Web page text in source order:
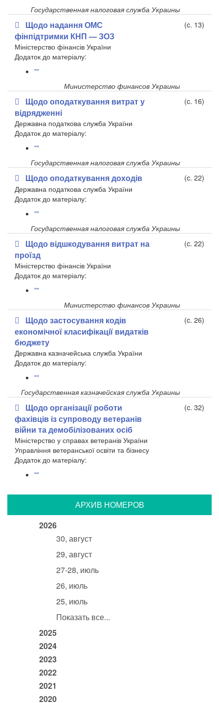
Государственная налоговая служба Украины
Щодо надання ОМС
фінпідтримки КНП — ЗОЗ
(c. 13)
Міністерство фінансів України
​Додаток до матеріалу:
""
Министерство финансов Украины
Щодо оподаткування витрат у
відрядженні
(c. 16)
Державна податкова служба України
​Додаток до матеріалу:
""
Государственная налоговая служба Украины
Щодо оподаткування доходів
(c. 22)
Державна податкова служба України
Додаток до матеріалу:
""
Государственная налоговая служба Украины
Щодо відшкодування витрат на
проїзд
(c. 22)
Міністерство фінансів України
Додаток до матеріалу:
""
Министерство финансов Украины
Щодо застосування кодів
економічної класифікації видатків
бюджету
(c. 26)
Державна казначейська служба України
​Додаток до матеріалу:
""
Государственная казначейская служба Украины
Щодо організації роботи
фахівців із супроводу ветеранів
війни та демобілізованих осіб
(c. 32)
Міністерство у справах ветеранів України
Управління ветеранської освіти та бізнесу
​Додаток до матеріалу:
""
АРХИВ НОМЕРОВ
2026
30, август
29, август
27-28, июль
26, июль
25, июль
Показать все...
2025
2024
2023
2022
2021
2020